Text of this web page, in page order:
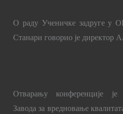
О раду Ученичке задруге у
Станари говорио је директор
Отварању конференције је
Завода за вредновање